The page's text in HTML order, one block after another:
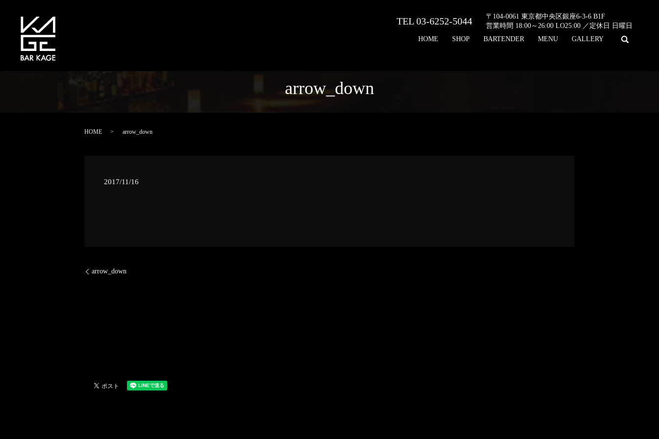
TEL 03-6252-5044
〒104-0061 東京都中央区銀座6-3-6 B1F
営業時間 18:00～26:00 LO25:00 ／定休日 日曜日
HOME
SHOP BARTENDER MENU GALLERY
arrow_down
HOME arrow_down
2017/11/16
arrow_down